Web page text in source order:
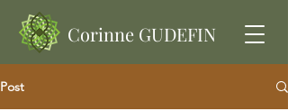
Corinne GUDEFIN
Post